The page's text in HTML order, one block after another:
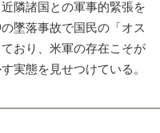
隣諸国との軍事的緊張を
墜落事故で国民の「オス
おり、米軍の存在こそが
実態を見せつけている。